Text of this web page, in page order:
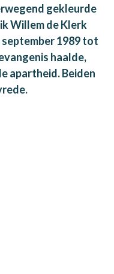
gekleurde
Willem de Klerk
1989 tot
haalde,
apartheid. Beiden